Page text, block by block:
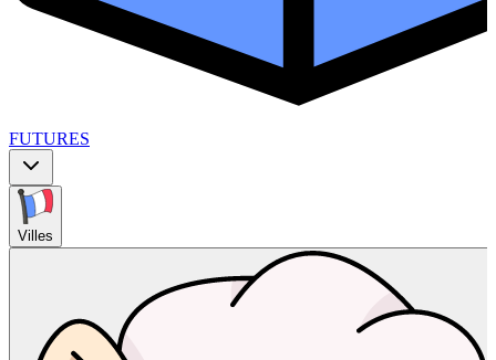
FUTURES
Villes